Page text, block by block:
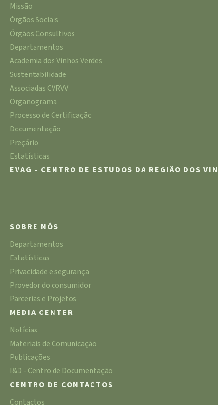
Missão
Órgãos Sociais
Órgãos Consultivos
Departamentos
Academia dos Vinhos Verdes
Sustentabilidade
Associadas CVRVV
Organograma
Processo de Certificação
Documentação
Preçário
Estatísticas
EVAG - CENTRO DE ESTUDOS DA REGIÃO DOS
SOBRE NÓS
Departamentos
Estatísticas
Privacidade e segurança
Provedor do consumidor
Parcerias e Projetos
MEDIA CENTER
Notícias
Materiais de Comunicação
Publicações
I&D - Centro de Documentação
CENTRO DE CONTACTOS
Contactos